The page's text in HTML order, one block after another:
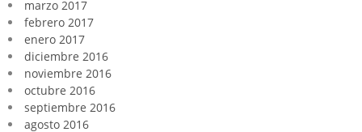
marzo 2017
febrero 2017
enero 2017
diciembre 2016
noviembre 2016
octubre 2016
septiembre 2016
agosto 2016